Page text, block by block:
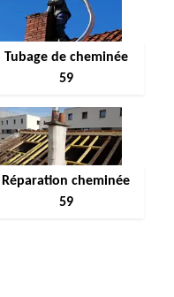
Tubage de cheminée
59
Réparation cheminée
59